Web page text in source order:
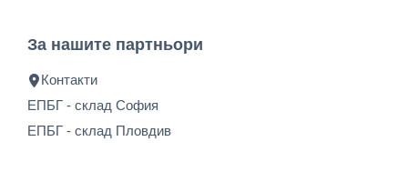
За нашите партньори
Контакти
ЕПБГ - склад София
ЕПБГ - склад Пловдив